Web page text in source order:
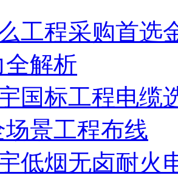
工程采购首选
解析
国标工程电缆
景工程布线
低烟无卤耐火